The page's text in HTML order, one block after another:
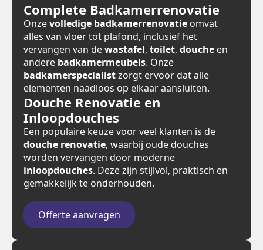
Complete Badkamerrenovatie
Onzevolledige badkamerrenovatie omvat
alles van vloer tot plafond, inclusief het
vervangen van dewastafel, toilet, douche en
andere badkamermeubels. Onze
badkamerspecialistzorgt ervoor dat alle
elementen naadloos op elkaar aansluiten.
Douche Renovatie en
Inloopdouches
Een populaire keuze voor veel klanten is de
douche renovatie, waarbij oude douches
worden vervangen door moderne
inloopdouches. Deze zijn stijlvol, praktisch en
gemakkelijk te onderhouden.
Offerte aanvragen